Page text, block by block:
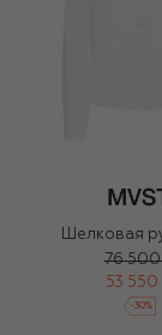
Шелковая
76 500
53 550
-30%